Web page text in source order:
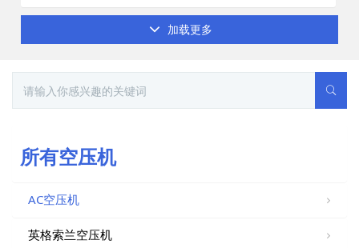
加载更多
所有空压机
AC空压机
英格索兰空压机